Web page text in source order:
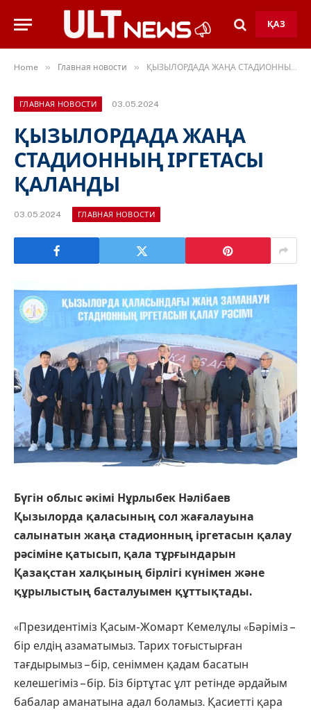
ҚАЗ
Home » Главная новости » ҚЫЗЫЛОРДАДА ЖАҢА СТАДИОННЫҢ ІРГЕТАСЫ ҚАЛАНДЫ
ГЛАВНАЯ НОВОСТИ 03.05.2024
ҚЫЗЫЛОРДАДА ЖАҢА
СТАДИОННЫҢ ІРГЕТАСЫ
ҚАЛАНДЫ
03.05.2024 ГЛАВНАЯ НОВОСТИ
Бүгін облыс әкімі Нұрлыбек Нәлібаев
Қызылорда қаласының сол жағалауына
салынатын жаңа стадионның іргетасын қалау
рәсіміне қатысып, қала тұрғындарын
Қазақстан халқының бірлігі күнімен және
құрылыстың басталуымен құттықтады.
«Президентіміз Қасым-Жомарт Кемелұлы «Бәріміз –
бір елдің азаматымыз. Тарих тоғыстырған
тағдырымыз – бір, сеніммен қадам басатын
келешегіміз – бір. Біз біртұтас ұлт ретінде әрдайым
бабалар аманатына адал боламыз. Қасиетті қара